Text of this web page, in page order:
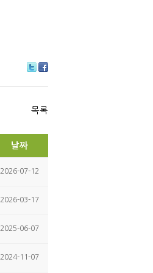
itte ce
ok
목록
날짜
2026-07-12
2026-03-17
2025-06-07
2024-11-07